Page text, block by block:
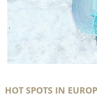
HOT SPOTS IN